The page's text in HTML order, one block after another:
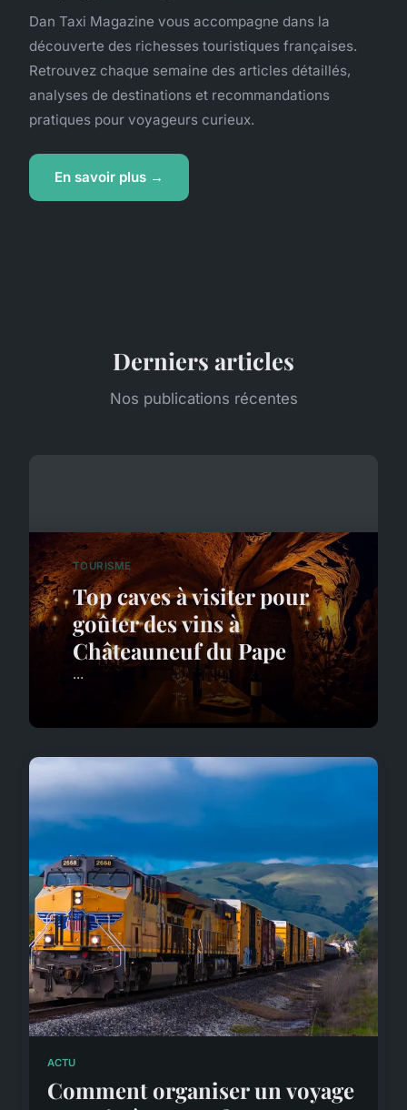
Dan Taxi Magazine vous accompagne dans la
découverte des richesses touristiques françaises.
Retrouvez chaque semaine des articles détaillés,
analyses de destinations et recommandations
pratiques pour voyageurs curieux.
En savoir plus →
Derniers articles
Nos publications récentes
TOURISME
Top caves à visiter pour
goûter des vins à
Châteauneuf du Pape
...
ACTU
Comment organiser un voyage